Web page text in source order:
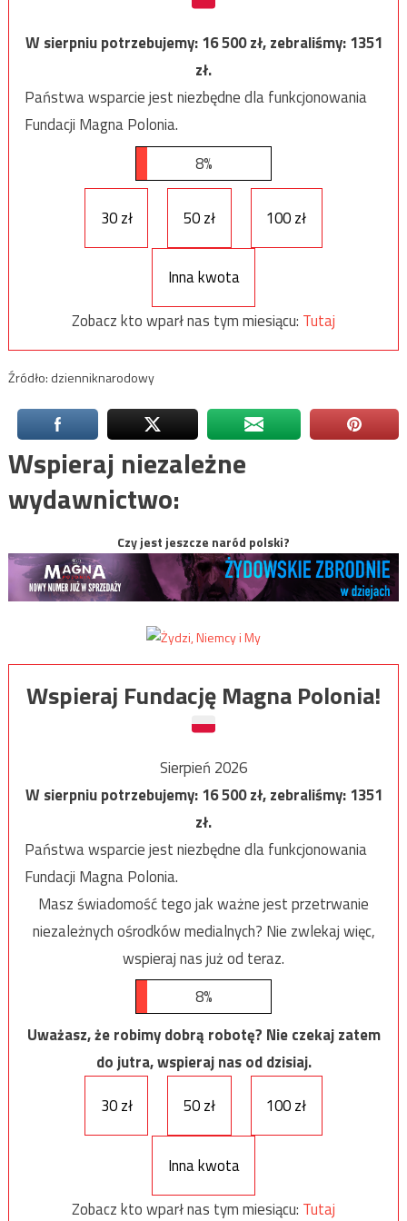
W sierpniu potrzebujemy:16 500zł, zebraliśmy:1351
zł.
Państwa wsparcie jest niezbędne dla funkcjonowania
Fundacji Magna Polonia.
8%
30 zł 50 zł 100 zł
Inna kwota
Zobacz kto wparł nas tym miesiącu: Tutaj
Źródło: dzienniknarodowy
Wspieraj niezależne
wydawnictwo:
Czy jest jeszcze naród polski?
Wspieraj Fundację Magna Polonia!
Sierpień 2026
W sierpniu potrzebujemy:16 500zł, zebraliśmy:1351
zł.
Państwa wsparcie jest niezbędne dla funkcjonowania
Fundacji Magna Polonia.
Masz świadomość tego jak ważne jest przetrwanie
niezależnych ośrodków medialnych? Nie zwlekaj więc,
wspieraj nas już od teraz.
8%
Uważasz, że robimy dobrą robotę? Nie czekaj zatem
do jutra, wspieraj nas od dzisiaj.
30 zł
50 zł 100 zł
Inna kwota
Zobacz kto wparł nas tym miesiącu: Tutaj